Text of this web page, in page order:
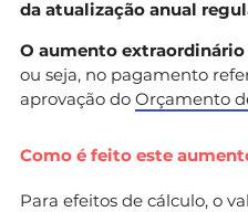
da atualização anual
O aumento
ou seja, no pagamento
aprovação do Orçamento
Como é feito este
Para efeitos de cálculo, o